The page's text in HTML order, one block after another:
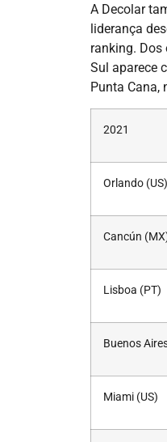
A Decolar
liderança
ranking. Dos
Sul aparece
Punta Cana,
2021
Orlando (US)
Cancún
Lisboa (PT)
Buenos
Miami (US)